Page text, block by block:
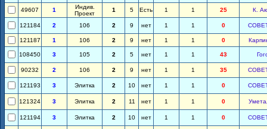
49607 1
Индив.
Проект
1 5 Есть 1 1 25 К.
121184 2 106 2 9 нет 1 1 0
121187 1 106 2 9 нет 1 1 0
108450 3 105 2 5 нет 1 1 43
90232 2 106 2 9 нет 1 1 35
121193 3 Элитка 2 10 нет 1 1 0
121324 3 Элитка 2 11 нет 1 1 0
121194 3 Элитка 2 10 нет 1 1 0